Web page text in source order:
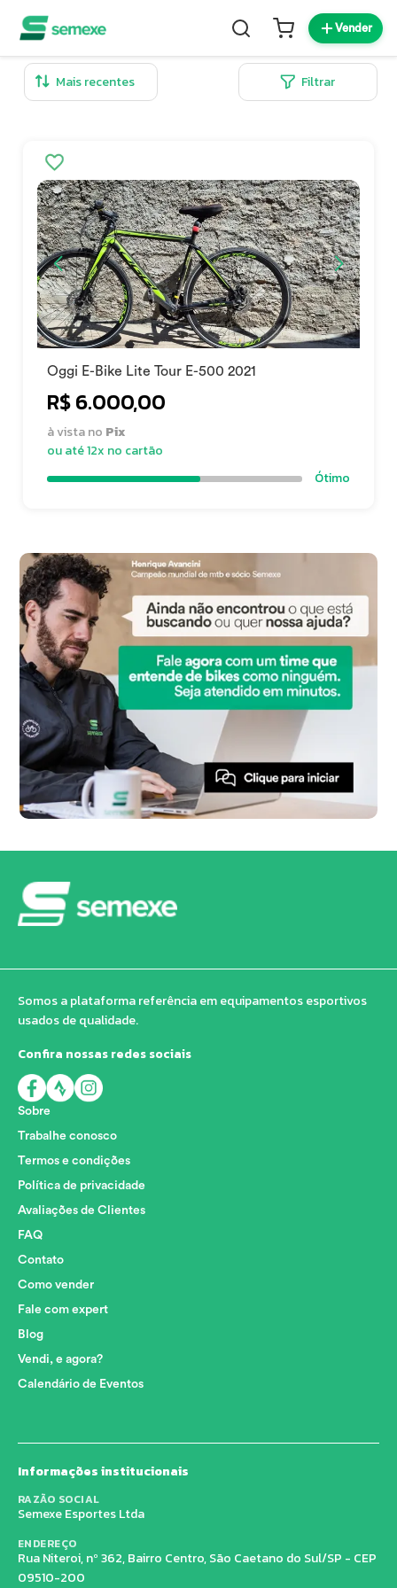
Vender
Filtrar
Oggi E-Bike Lite Tour E-500 2021
R$ 6.000,00
à vista no Pix
ou até 12x no cartão
Ótimo
Somos a plataforma referência em equipamentos esportivos
usados de qualidade.
Confira nossas redes sociais
Sobre
Trabalhe conosco
Termos e condições
Política de privacidade
Avaliações de Clientes
FAQ
Contato
Como vender
Fale com expert
Blog
Vendi, e agora?
Calendário de Eventos
Informações institucionais
RAZÃO SOCIAL
Semexe Esportes Ltda
ENDEREÇO
Rua Niteroi, nº 362, Bairro Centro, São Caetano do Sul/SP - CEP
09510-200